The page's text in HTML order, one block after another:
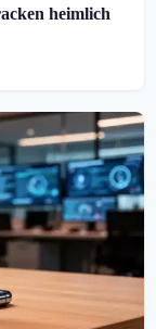
heimlich